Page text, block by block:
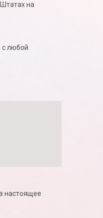
на
с любой
настоящее